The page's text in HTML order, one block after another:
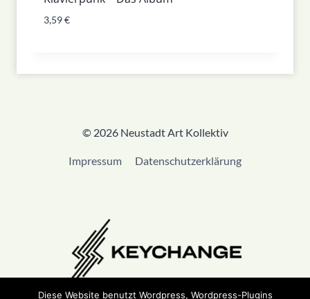
3,59€
© 2026 Neustadt Art Kollektiv
Impressum Datenschutzerklärung
Diese Website benutzt Wordpress, Wordpress-Plugins